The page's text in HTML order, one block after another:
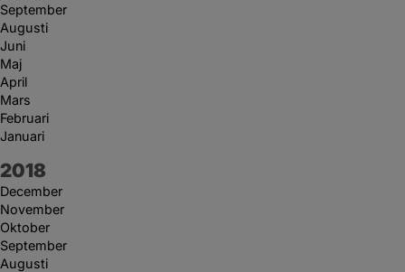
September
Augusti
Juni
Maj
April
Mars
Februari
Januari
År:
2018
December
November
Oktober
September
Augusti